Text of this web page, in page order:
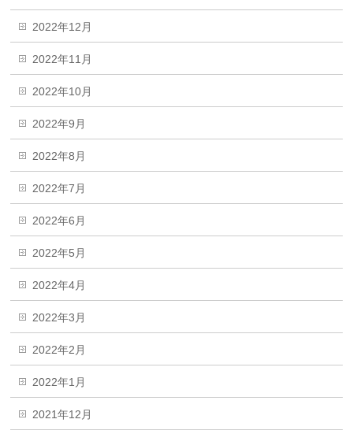
2022年12月
2022年11月
2022年10月
2022年9月
2022年8月
2022年7月
2022年6月
2022年5月
2022年4月
2022年3月
2022年2月
2022年1月
2021年12月